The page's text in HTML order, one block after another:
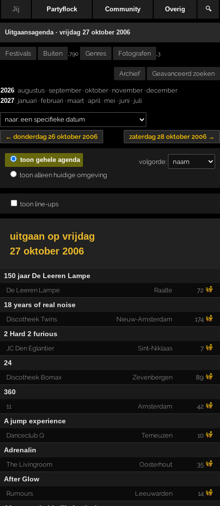
Jij Partyflock Community Overig 🔍
Uitgaansagenda · vrijdag 27 oktober 2006
Festivals Buiten ,790 Genres Fotografen ,3
Archief Geavanceerd zoeken
2026: augustus · september· oktober· november· december
2027: januari · februari · maart · april· mei · juni · juli
← donderdag 26 oktober 2006 zaterdag 28 oktober 2006 →
volgorde:
toon gehele agenda
toon alleen huidige omgeving
toon line-ups
uitgaan op vrijdag
27 oktober 2006
150 jaar De Leeren Lampe
De Leeren Lampe Raalte 72
18 years of real noise
Discotheek Twins Nieuw-Amsterdam 174
2 Hard 2 furious
JC Den Eglantier Sint-Niklaas 7
24
Discotheek Bomax Zevenbergen 89
360
11 Amsterdam 42
A jump experience
Danceclub Q Terneuzen 10
Adrenalin
The Livingroom Oosterhout 35
After Glow
Rumours Leeuwarden 14